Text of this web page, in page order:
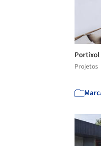
Portixol
Projetos